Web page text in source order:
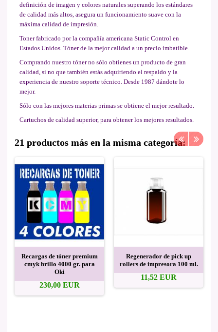
definición de imagen y colores naturales superando los estándares
de calidad más altos, asegura un funcionamiento suave con la
máxima calidad de impresión.
Toner fabricado por la compañía americana Static Control en
Estados Unidos. Tóner de la mejor calidad a un precio imbatible.
Comprando nuestro tóner no sólo obtienes un producto de gran
calidad, si no que también estás adquiriendo el respaldo y la
experiencia de nuestro soporte técnico. Desde 1987 dándote lo
mejor.
Sólo con las mejores materias primas se obtiene el mejor resultado.
Cartuchos de calidad superior, para obtener los mejores resultados.
21 productos más en la misma categoría:
Recargas de tóner premium
cmyk brillo 4000 gr. para
Oki
230,00 EUR
Regenerador de pick up
rollers de impresora 100 ml.
11,52 EUR